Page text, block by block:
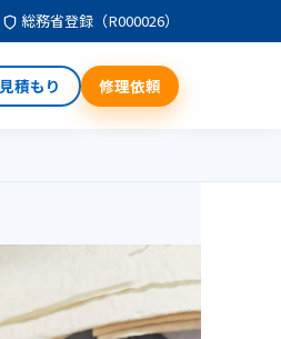
総務省登録（R000026）
見積もり 修理依頼